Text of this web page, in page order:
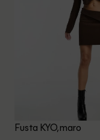
Fusta KYO, maro